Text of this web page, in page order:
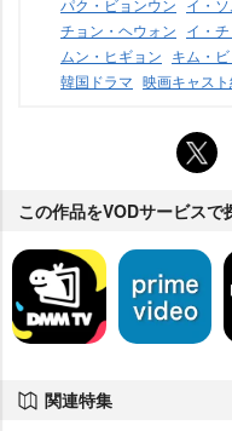
パク・ビョンウン イ・
チョン・ヘウォン イ・
ムン・ヒギョン キム・
韓国ドラマ 映画キャス
この作品をVODサービスで
関連特集